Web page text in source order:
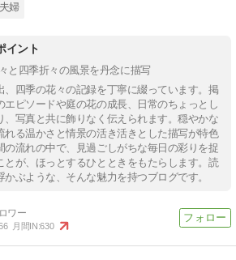
婦
イント
と四季折々の風景を丹念に描写
、四季の花々の記録を丁寧に綴っています。掲
エピソードや庭の花の成長、日常のちょっとし
、写真と共に飾りなく伝えられます。穏やかな
れる温かさと情景の活き活きとした描写が特色
の流れの中で、見過ごしがちな毎日の彩りを捉
とが、ほっとするひとときをもたらします。読
ぶような、そんな魅力を持つブログです。
月間IN:630